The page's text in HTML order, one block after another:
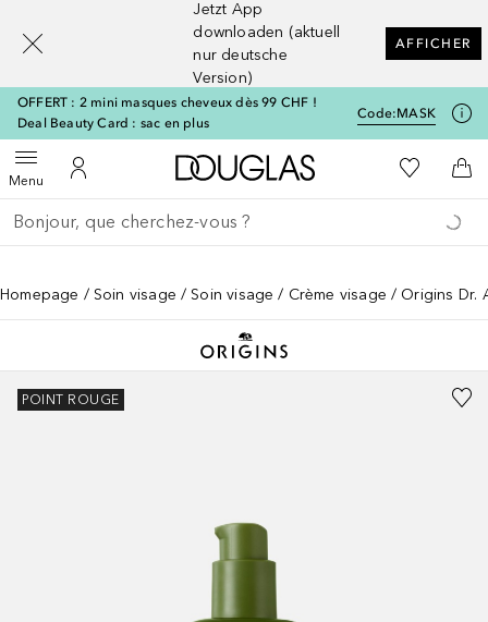
Jetzt App
downloaden (aktuell
nur deutsche
Version)
AFFICHER
OFFERT : 2 mini masques cheveux dès 99 CHF !
Deal Beauty Card : sac en plus
Code:MASK
MenuOuvrir le menuVers Mon Compte
Vers l'accueil Douglas
Vers Ma
Retourner
Exécuter la recherche
Homepage Soin visage Soin visage Crème visage Origins Dr.
POINT ROUGE
[navigation.slideout.screenreader]